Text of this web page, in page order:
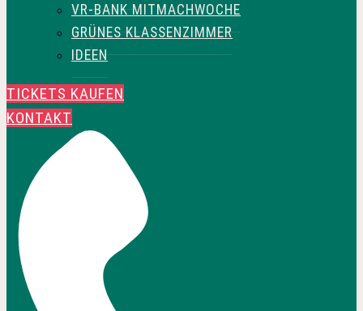
VR-BANK MITMACHWOCHE
GRÜNES KLASSENZIMMER
IDEEN
TICKETS KAUFEN
KONTAKT